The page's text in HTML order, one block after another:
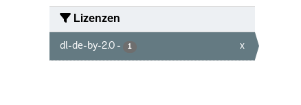
Lizenzen
dl-de-by-2.0 - 1 x